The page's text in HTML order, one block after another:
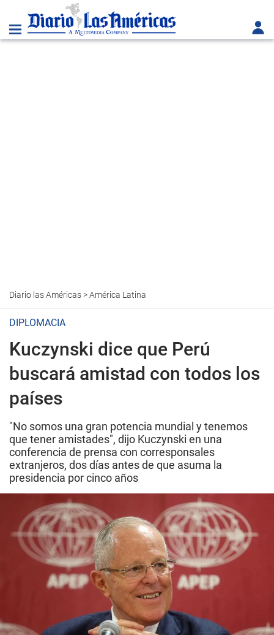
Diario las Américas>América Latina
DIPLOMACIA
Kuczynski dice que Perú
buscará amistad con todos los
países
"No somos una gran potencia mundial y tenemos
que tener amistades", dijo Kuczynski en una
conferencia de prensa con corresponsales
extranjeros, dos días antes de que asuma la
presidencia por cinco años